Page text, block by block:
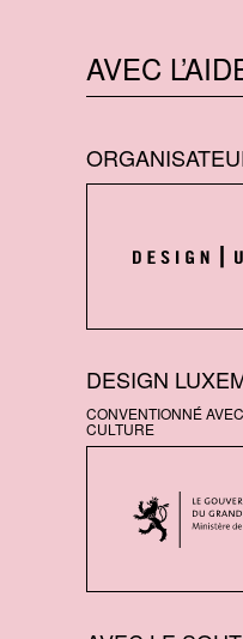
AVEC
DESIGN
CONVENTIONNÉ
CULTURE